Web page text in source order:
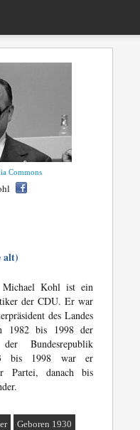
Commons
alt)
Michael Kohl ist ein
der CDU. Er war
des Landes
1982 bis 1998 der
Bundesrepublik
bis 1998 war er
Partei, danach bis
Geboren 1930